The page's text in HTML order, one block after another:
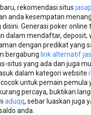
rekomendasi situs
anda kesempatan
disini. Generasi poker
dalam mendaftar, deposit,
dengan predikat yang
bergabung link alternatif
situs yang ada dan juga
dalam kategori website
untuk pemain pemula
percaya, buktikan
aduqq, sebar luaskan juga
anda.